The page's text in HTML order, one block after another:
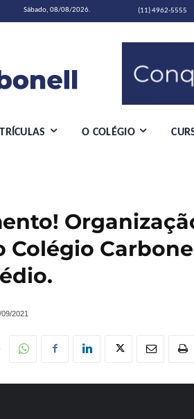
Sábado, 08/08/2026. (11) 4962-5555
O COLÉGIO
Colégio
09/2021